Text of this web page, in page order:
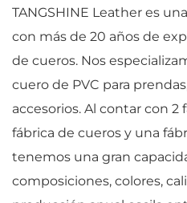
TANGSHINE Leather es
con más de 20 años de
de cueros. Nos
cuero de PVC para
accesorios. Al contar con 2
fábrica de cueros y una
tenemos una gran
composiciones, colores,